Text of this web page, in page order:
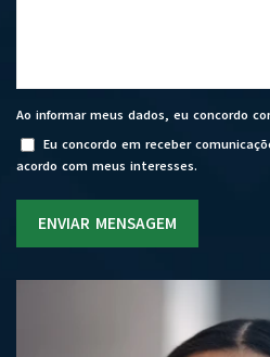
Ao informar meus dados, eu concordo
Eu concordo em receber
acordo com meus interesses.
ENVIAR MENSAGEM